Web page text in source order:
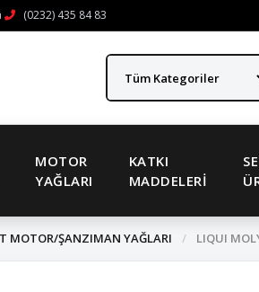
(0232) 435 84 83
MOTOR
YAĞLARI
KATKI
MADDELERI
MOTOR/ŞANZIMAN YAĞLARI / LIQUI